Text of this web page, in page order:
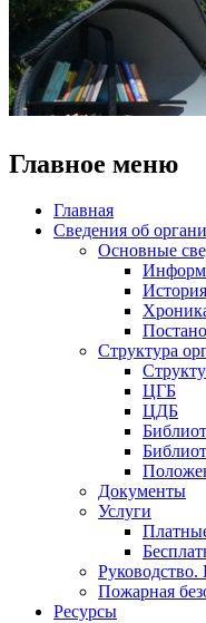
Главное меню
Главная
Сведения об
Основные
Структура
ЦГБ
ЦДБ
Документы
Услуги
Руководство.
Пожарная
Ресурсы